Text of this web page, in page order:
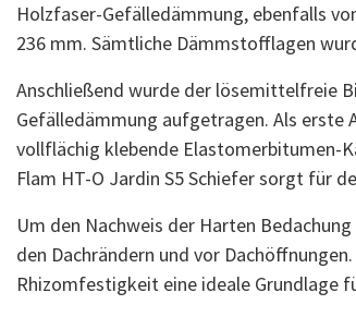
Holzfaser-Gefälledämmung, ebenfalls
236 mm. Sämtliche Dämmstofflagen
Anschließend wurde der lösemittelfreie
Gefälledämmung aufgetragen. Als erste
vollflächig klebende Elastomerbitumen-
Flam HT-O Jardin S5 Schiefer sorgt für
Um den Nachweis der Harten
den Dachrändern und vor
Rhizomfestigkeit eine ideale Grundlage